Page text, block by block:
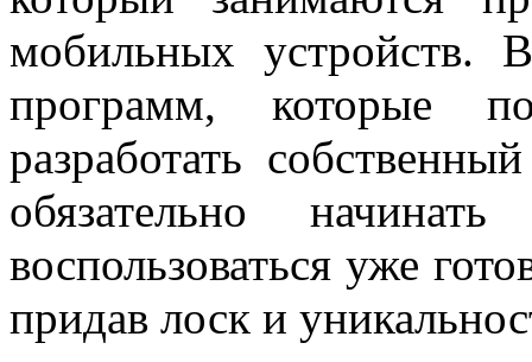
мобильных устройств.
программ, которые
разработать
обязательно
воспользоваться уже
придав лоск и